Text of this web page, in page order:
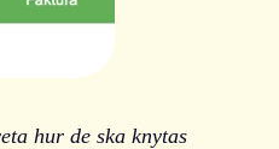
hur de ska knytas